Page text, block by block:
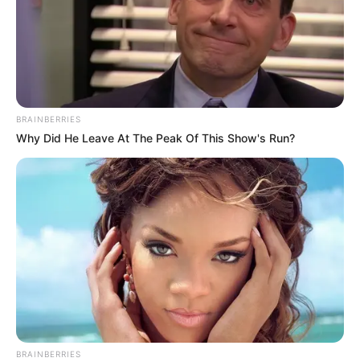
BRAINBERRIES
Why Did He Leave At The Peak Of This Show's Run?
BRAINBERRIES